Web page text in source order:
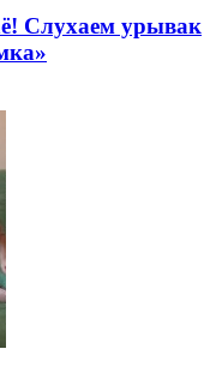
Слухаем урывак